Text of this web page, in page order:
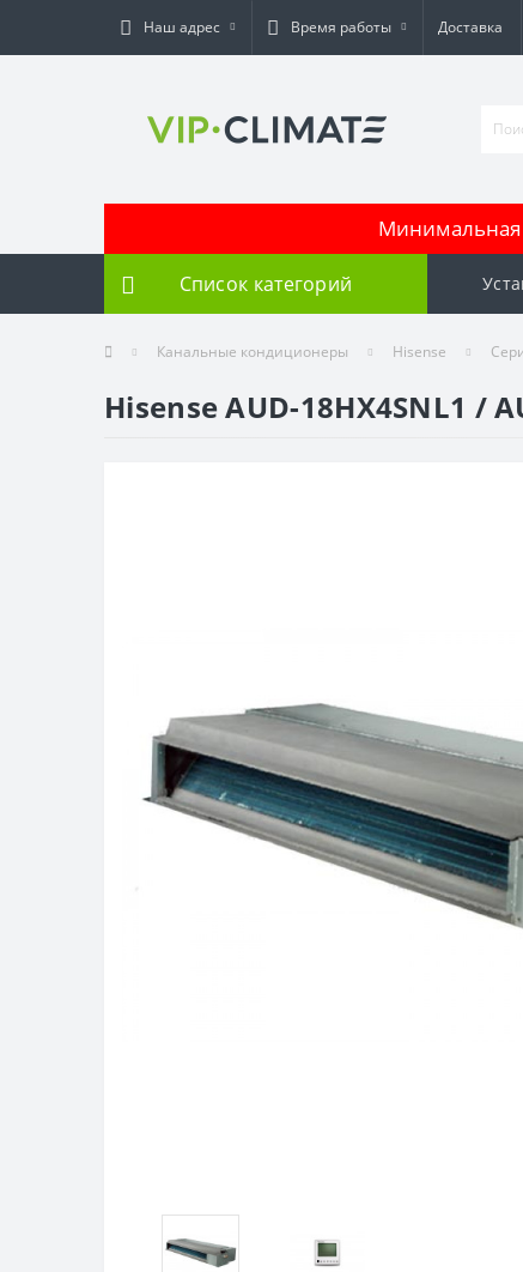
Наш адрес Время работы Доставка
Минимальная
Список категорий
Канальные кондиционеры Hisense
Hisense AUD-18HX4SNL1 /